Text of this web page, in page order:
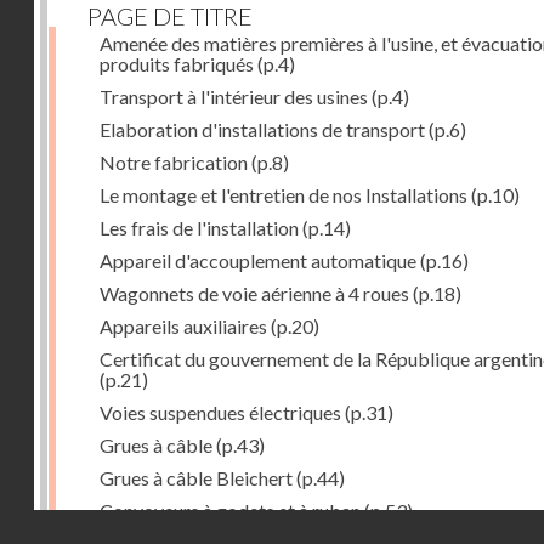
PAGE DE TITRE
Amenée des matières premières à l'usine, et
produits fabriqués (p.4)
Transport à l'intérieur des usines (p.4)
Elaboration d'installations de transport(p.6)
Notre fabrication(p.8)
Le montage et l'entretien de nos Installations (p.10)
Les frais de l'installation(p.14)
Appareil d'accouplement automatique(p.16)
Wagonnets de voie aérienne à 4 roues (p.18)
Appareils auxiliaires (p.20)
Certificat du gouvernement de la République
(p.21)
Voies suspendues électriques (p.31)
Grues à câble(p.43)
Grues à câble Bleichert(p.44)
Convoyeurs à godets et à ruban(p.53)